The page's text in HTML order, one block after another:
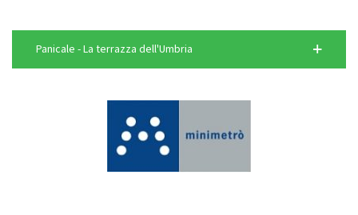
Panicale - La terrazza dell'Umbria